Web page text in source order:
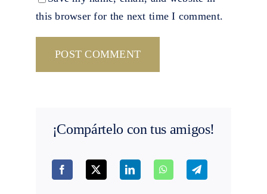
¡Compártelo con tus amigos!
this browser for the next time I comment.